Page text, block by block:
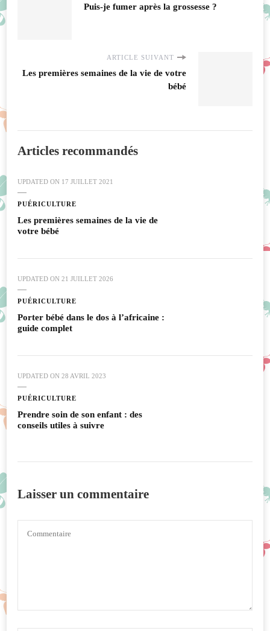
Puis-je fumer après la grossesse ?
ARTICLE SUIVANT
Les premières semaines de la vie de votre
bébé
Articles recommandés
UPDATED ON 17 JUILLET 2021
PUÉRICULTURE
Les premières semaines de la vie de
votre bébé
UPDATED ON 21 JUILLET 2026
PUÉRICULTURE
Porter bébé dans le dos à l’africaine :
guide complet
UPDATED ON 28 AVRIL 2023
PUÉRICULTURE
Prendre soin de son enfant : des
conseils utiles à suivre
Laisser un commentaire